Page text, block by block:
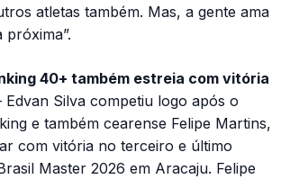
atletas também. Mas, a gente ama
40+ também estreia com vitória
Edvan Silva competiu logo após o
e também cearense Felipe Martins,
com vitória no terceiro e último
Master 2026 em Aracaju. Felipe